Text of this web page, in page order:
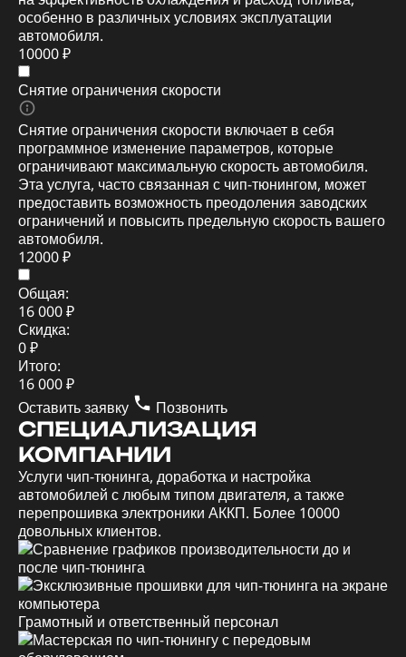
особенно в различных условиях эксплуатации
автомобиля.
10000 ₽
Снятие ограничения скорости
Снятие ограничения скорости включает в себя
программное изменение параметров, которые
ограничивают максимальную скорость автомобиля.
Эта услуга, часто связанная с чип-тюнингом, может
предоставить возможность преодоления заводских
ограничений и повысить предельную скорость вашего
автомобиля.
12000 ₽
Общая:
16 000 ₽
Скидка:
0 ₽
Итого:
16 000 ₽
Оставить заявку
Позвонить
СПЕЦИАЛИЗАЦИЯ
КОМПАНИИ
Услуги чип-тюнинга, доработка и настройка
автомобилей с любым типом двигателя, а также
перепрошивка электроники АККП. Более 10000
довольных клиентов.
Грамотный и ответственный персонал